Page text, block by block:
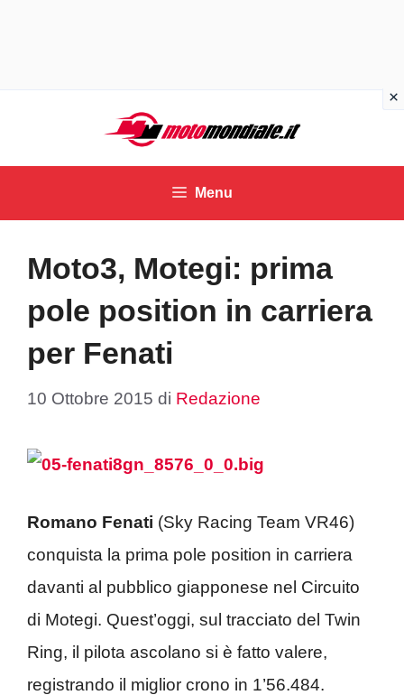
contenuto
Menu
Moto3, Motegi: prima
pole position in carriera
per Fenati
10 Ottobre 2015 di Redazione
Romano Fenati (Sky Racing Team VR46)
conquista la prima pole position in carriera
davanti al pubblico giapponese nel Circuito
di Motegi. Quest’oggi, sul tracciato del Twin
Ring, il pilota ascolano si è fatto valere,
registrando il miglior crono in 1’56.484.